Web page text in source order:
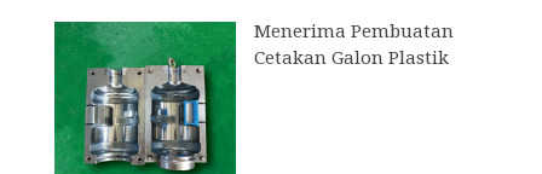
Menerima Pembuatan
Cetakan Galon Plastik